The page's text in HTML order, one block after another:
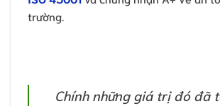
trường.
Chính những giá trị đó đã